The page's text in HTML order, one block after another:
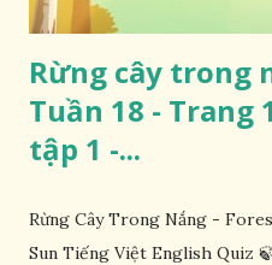
Rừng cây trong
Tuần 18 - Trang
tập 1 -...
Rừng Cây Trong Nắng -
Sun Tiếng Việt English Quiz